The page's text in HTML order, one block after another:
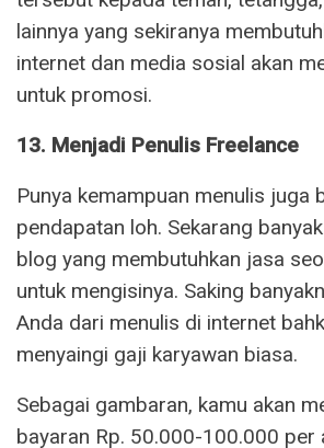
lainnya yang sekiranya
internet dan media sosial akan
untuk promosi.
13. Menjadi Penulis Freelance
Punya kemampuan menulis juga
pendapatan loh. Sekarang
blog yang membutuhkan jasa
untuk mengisinya. Saking
Anda dari menulis di internet
menyaingi gaji karyawan biasa.
Sebagai gambaran, kamu akan
bayaran Rp. 50.000-100.000 per